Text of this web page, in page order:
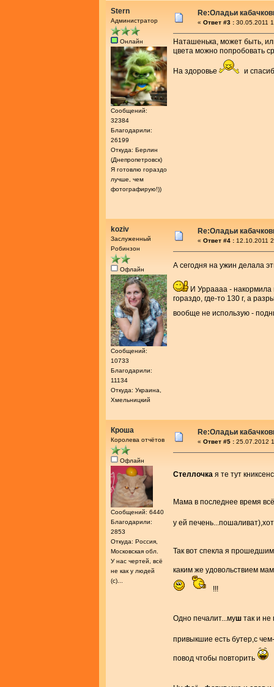
Stern
Администратор
Онлайн
Сообщений:
32384
Благодарили:
26199
Откуда: Берлин
(Днепропетровск)
Я готовлю гораздо
лучше, чем
фотографирую!))
Re:Оладьи
« Ответ #3 : 30.05.2011
Hаташенька, может быть,
цвета можно попробовать
На здоровье и
koziv
Заслуженный
Робинзон
Офлайн
Сообщений:
10733
Благодарили:
11134
Откуда: Украина,
Хмельницкий
Re:Оладьи
« Ответ #4 : 12.10.2011
А сегодня на ужин делала
И Урраааа -
гораздо, где-то 130 г, а
вообще не использую -
Кроша
Королева отчётов
Офлайн
Сообщений: 6440
Благодарили:
2853
Откуда: Россия,
Московская обл.
У нас чертей, всё
не как у людей
(с)...
Re:Оладьи
« Ответ #5 : 25.07.2012
Стеллочка я те тут
Мама в последнее время
у ей
Так вот спекла я
каким же удовольствием
!!!
Одно печалит...муш так и
привыкшие есть бутер,с
повод чтобы повторить